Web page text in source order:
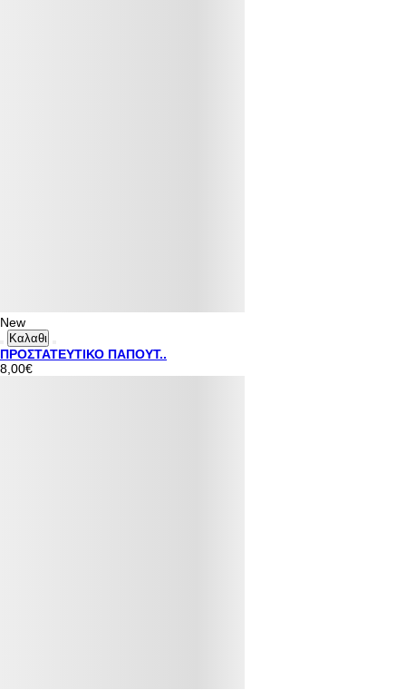
New
Καλαθι
ΠΡΟΣΤΑΤΕΥΤΙΚΟ ΠΑΠΟΥΤ..
8,00€